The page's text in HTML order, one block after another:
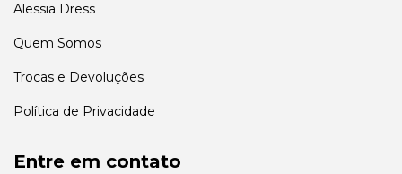
Alessia Dress
Quem Somos
Trocas e Devoluções
Política de Privacidade
Entre em contato